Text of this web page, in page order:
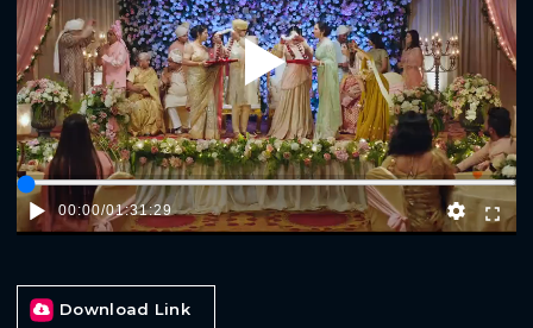
Play
00:00/01:31:29
Download Link